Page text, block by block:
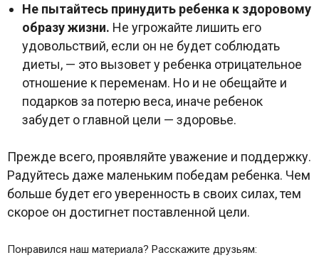
Не пытайтесь принудить ребенка к здоровому
образу жизни. Не угрожайте лишить его
удовольствий, если он не будет соблюдать
диеты, — это вызовет у ребенка отрицательное
отношение к переменам. Но и не обещайте и
подарков за потерю веса, иначе ребенок
забудет о главной цели — здоровье.
Прежде всего, проявляйте уважение и поддержку.
Радуйтесь даже маленьким победам ребенка. Чем
больше будет его уверенность в своих силах, тем
скорое он достигнет поставленной цели.
Понравился наш материала? Расскажите друзьям: